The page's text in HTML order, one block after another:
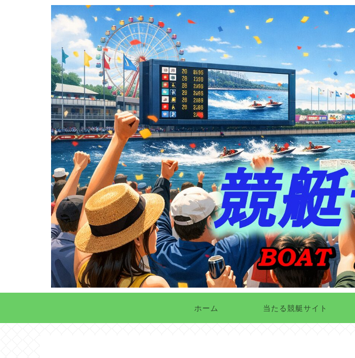
ホーム 当たる競艇サイト